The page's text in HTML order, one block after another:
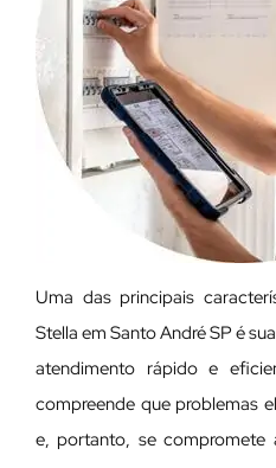
Uma das principais
Stella em Santo André SP é
atendimento rápido e
compreende que problemas
e, portanto, se compromete